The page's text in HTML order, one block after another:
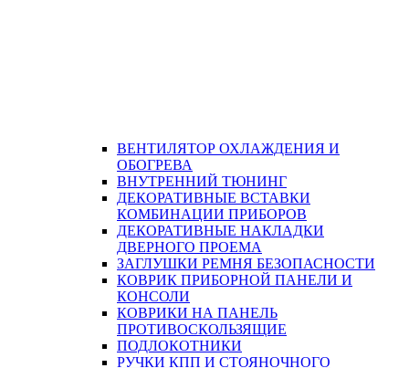
ВЕНТИЛЯТОР ОХЛАЖДЕНИЯ И
ОБОГРЕВА
ВНУТРЕННИЙ ТЮНИНГ
ДЕКОРАТИВНЫЕ ВСТАВКИ
КОМБИНАЦИИ ПРИБОРОВ
ДЕКОРАТИВНЫЕ НАКЛАДКИ
ДВЕРНОГО ПРОЕМА
ЗАГЛУШКИ РЕМНЯ БЕЗОПАСНОСТИ
КОВРИК ПРИБОРНОЙ ПАНЕЛИ И
КОНСОЛИ
КОВРИКИ НА ПАНЕЛЬ
ПРОТИВОСКОЛЬЗЯЩИЕ
ПОДЛОКОТНИКИ
РУЧКИ КПП И СТОЯНОЧНОГО